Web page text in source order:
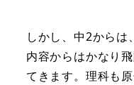
しかし、中2から
内容からはかなり
てきます。理科も